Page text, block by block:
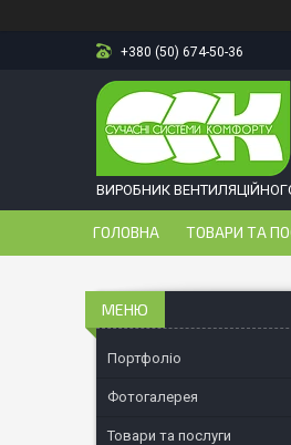
+380 (50) 674-50-36
ВИРОБНИК
ГОЛОВНА ТОВАРИ ТА
Портфоліо
Фотогалерея
Товари та послуги